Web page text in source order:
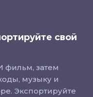
свой
фильм, затем
музыку и
Экспортируйте